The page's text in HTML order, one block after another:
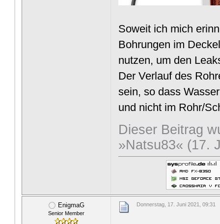
Soweit ich mich
Bohrungen im
nutzen, um den
Der Verlauf des
sein, so dass
und nicht im Rohr/
Dieser Beitrag
»Natsu83« (17.
EnigmaG
Senior Member
Donnerstag, 17. Juni 2021, 09:31